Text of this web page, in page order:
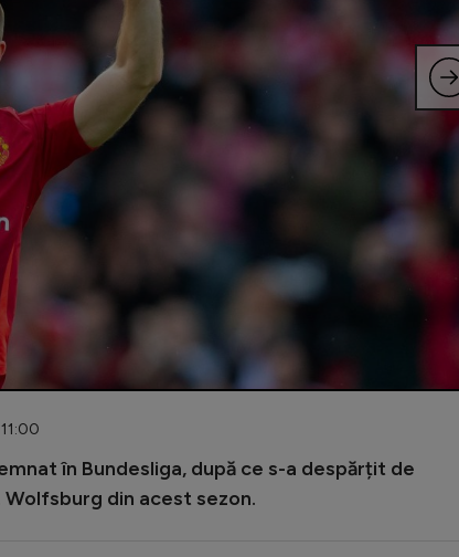
în Bundesliga, după ce s-a despărțit de
din acest sezon.